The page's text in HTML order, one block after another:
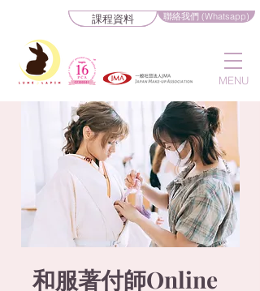
課程資料 聯絡我們 (Whatsapp)
MENU
和服著付師Online